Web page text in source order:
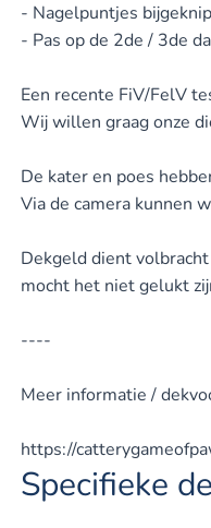
- Nagelpuntjes
- Pas op de 2de / 3de
Een recente FiV/FelV
Wij willen graag onze
De kater en poes
Via de camera kunnen
Dekgeld dient
mocht het niet gelukt
----
Meer informatie /
https://
Specifieke